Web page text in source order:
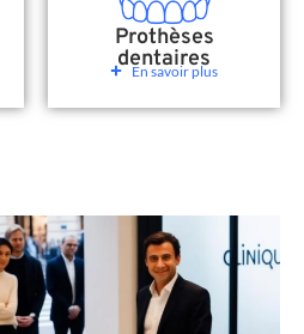
Prothèses
dentaires
En savoir plus